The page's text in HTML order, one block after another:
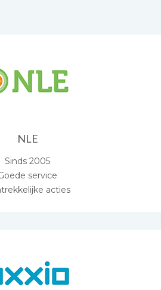
NLE
Sinds 2005
service
acties